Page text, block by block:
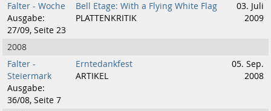
Falter - Woche
Ausgabe:
27/09, Seite 23
Bell Etage: With a Flying White Flag
PLATTENKRITIK
03. Juli
2009
2008
Falter -
Steiermark
Ausgabe:
36/08, Seite 7
Erntedankfest
ARTIKEL
05. Sep.
2008